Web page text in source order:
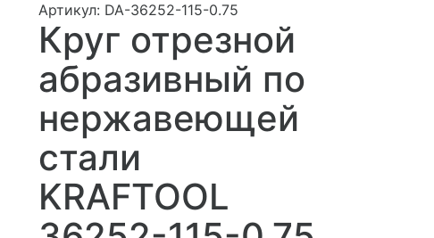
Артикул: DA-36252-115-0.75
Круг отрезной
абразивный по
нержавеющей
стали
KRAFTOOL